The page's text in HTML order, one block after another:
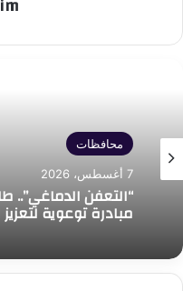
محافظات
7 أغسطس، 2026
“التعفن الدماغي”..
مبادرة توعوية